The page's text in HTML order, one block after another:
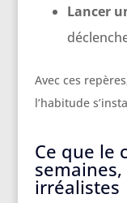
Lancer
Avec ces
l’habitude
Ce que le
irréalistes